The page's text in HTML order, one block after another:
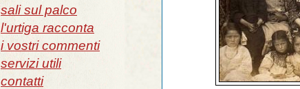
sali sul palco
l'urtiga racconta
i vostri commenti
servizi utili
contatti